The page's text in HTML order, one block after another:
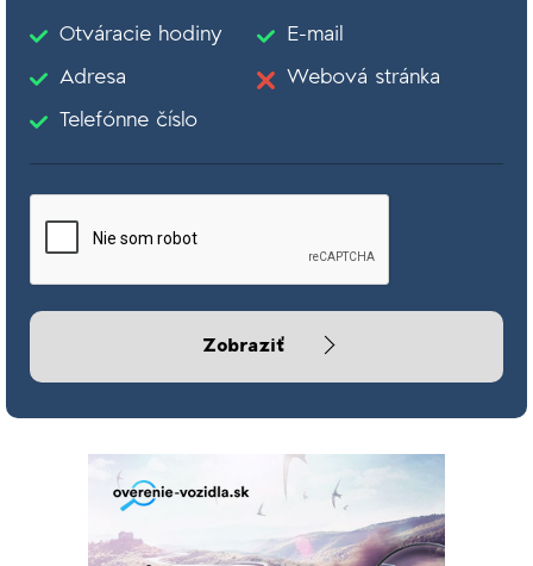
Otváracie hodiny
Adresa
Telefónne číslo
E-mail
Webová stránka
Zobraziť